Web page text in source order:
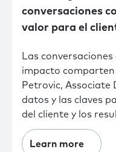
conversaciones
valor para el
Las
impacto
Petrovic, Associate
datos y las claves
del cliente y los
Learn more